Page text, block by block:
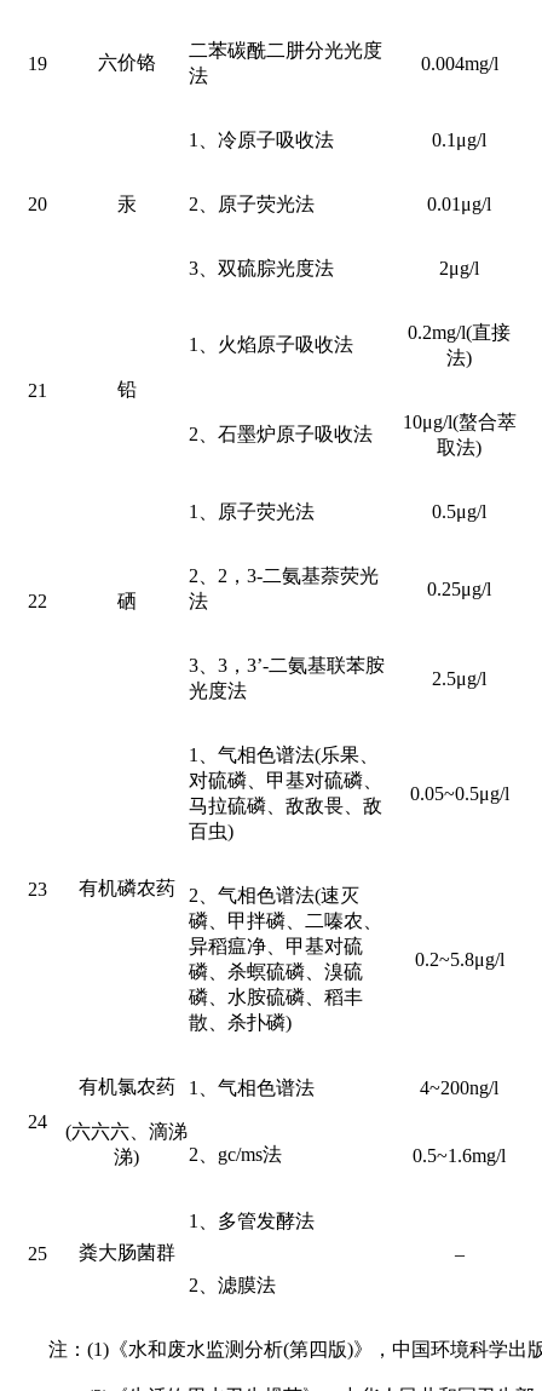
19 六价铬
二苯碳酰二肼分光光度
法
0.004mg/l
20 汞
1、冷原子吸收法 0.1μg/l
2、原子荧光法 0.01μg/l
3、双硫腙光度法 2μg/l
21 铅
1、火焰原子吸收法
0.2mg/l(直接
法)
2、石墨炉原子吸收法
10μg/l(螯合萃
取法)
22 硒
1、原子荧光法 0.5μg/l
2、2，3-二氨基萘荧光
法
0.25μg/l
3、3，3’-二氨基联苯胺
光度法
2.5μg/l
23 有机磷农药
1、气相色谱法(乐果、
对硫磷、甲基对硫磷、
马拉硫磷、敌敌畏、敌
百虫)
0.05~0.5μg/l
2、气相色谱法(速灭
磷、甲拌磷、二嗪农、
异稻瘟净、甲基对硫
磷、杀螟硫磷、溴硫
磷、水胺硫磷、稻丰
散、杀扑磷)
0.2~5.8μg/l
24
有机氯农药
(六六六、滴涕
涕)
1、气相色谱法 4~200ng/l
2、gc/ms法 0.5~1.6mg/l
25 粪大肠菌群
1、多管发酵法
–
2、滤膜法
注：(1)《水和废水监测分析(第四版)》，中国环境科学出